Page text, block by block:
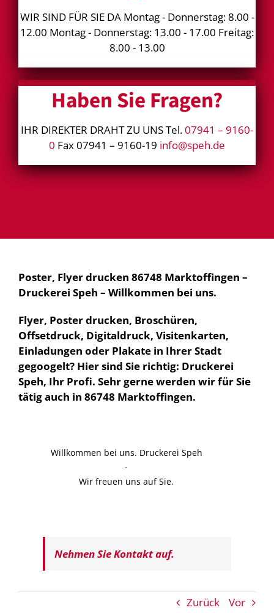
WIR SIND FÜR SIE DA Montag - Donnerstag: 8.00 -
12.00 Montag - Donnerstag: 13.00 - 17.00 Freitag:
8.00 - 13.00
Haben Sie Fragen?
IHR DIREKTER DRAHT ZU UNS Tel.07941 – 9160-
0 Fax 07941 – 9160-19 info@speh.de
Poster, Flyer drucken 86748 Marktoffingen –
Druckerei Speh – Willkommen bei uns.
Flyer, Poster drucken, Broschüren,
Offsetdruck, Digitaldruck, Visitenkarten,
Einladungen oder Plakate in Ihrer Stadt
gegoogelt? Hier sind Sie richtig: Druckerei
Speh, Ihr Profi. Sehr gerne werden wir für Sie
tätig auch in 86748 Marktoffingen.
Willkommen bei uns. Druckerei Speh
-
Wir freuen uns auf Sie.
Nehmen Sie Kontakt auf.
Zurück Vor